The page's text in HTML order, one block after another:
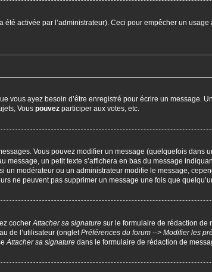
activée par l’administrateur). Ceci pour empêcher un
vous ayez besoin d’être enregistré pour écrire un message.
Vous pouvez participer aux votes, etc.
Vous pouvez modifier un message (quelquefois dans
un petit texte s’affichera en bas du message
un modérateur ou un administrateur modifie le message,
ne peuvent pas supprimer un message une fois que
cocherAttacher sa signature sur le formulaire de rédaction de
de l’utilisateur (ongletPréférences du forum --> Modifier les
Attacher sa signature dans le formulaire de rédaction de